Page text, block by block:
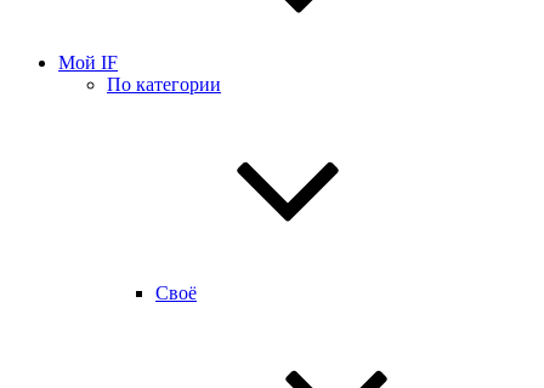
Мой IF
По категории
Своё